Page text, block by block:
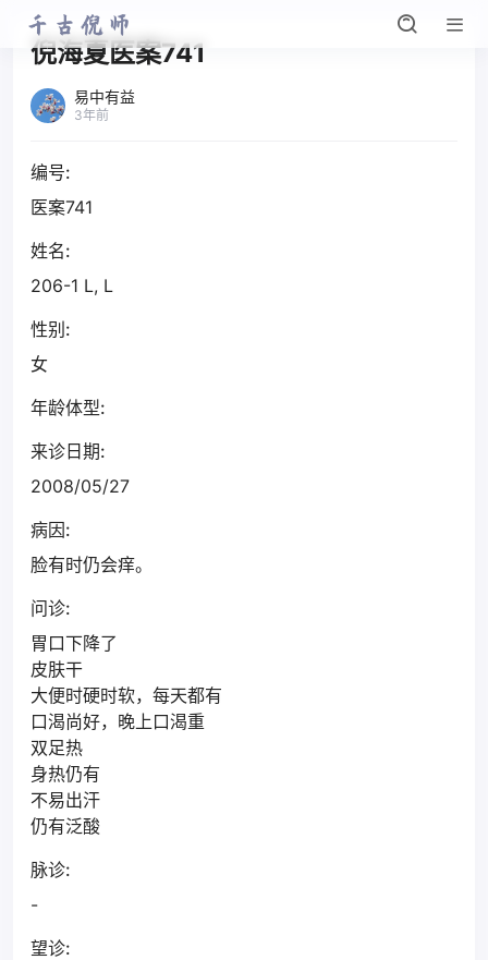
倪海夏医案741
易中有益
3年前
编号:
医案741
姓名:
206-1 L, L
性别:
女
年龄体型:
来诊日期:
2008/05/27
病因:
脸有时仍会痒。
问诊:
胃口下降了
皮肤干
大便时硬时软，每天都有
口渴尚好，晚上口渴重
双足热
身热仍有
不易出汗
仍有泛酸
脉诊:
-
望诊: